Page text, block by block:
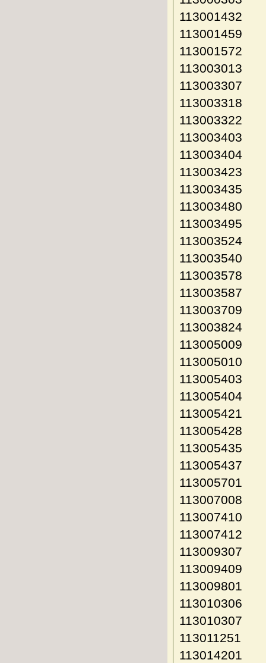
113001432
113001459
113001572
113003013
113003307
113003318
113003322
113003403
113003404
113003423
113003435
113003480
113003495
113003524
113003540
113003578
113003587
113003709
113003824
113005009
113005010
113005403
113005404
113005421
113005428
113005435
113005437
113005701
113007008
113007410
113007412
113009307
113009409
113009801
113010306
113010307
113011251
113014201